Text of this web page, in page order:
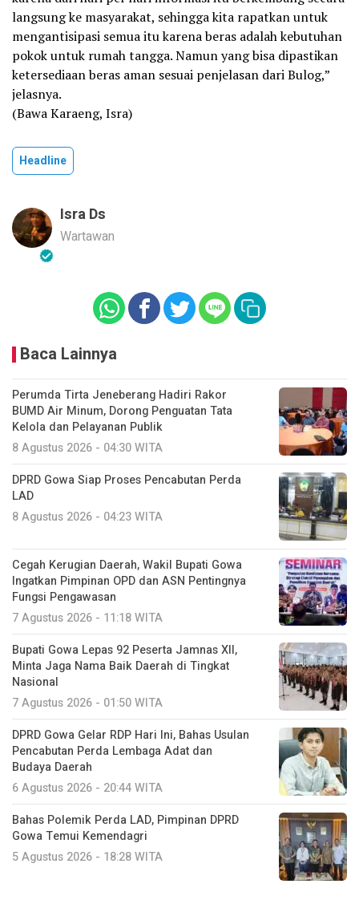
langsung ke masyarakat, sehingga kita rapatkan untuk
mengantisipasi semua itu karena beras adalah kebutuhan
pokok untuk rumah tangga. Namun yang bisa dipastikan
ketersediaan beras aman sesuai penjelasan dari Bulog,”
jelasnya.
(Bawa Karaeng, Isra)
Headline
Isra Ds
Wartawan
Baca Lainnya
Perumda Tirta Jeneberang Hadiri Rakor
BUMD Air Minum, Dorong Penguatan Tata
Kelola dan Pelayanan Publik
8 Agustus 2026 - 04:30 WITA
DPRD Gowa Siap Proses Pencabutan Perda
LAD
8 Agustus 2026 - 04:23 WITA
Cegah Kerugian Daerah, Wakil Bupati Gowa
Ingatkan Pimpinan OPD dan ASN Pentingnya
Fungsi Pengawasan
7 Agustus 2026 - 11:18 WITA
Bupati Gowa Lepas 92 Peserta Jamnas XII,
Minta Jaga Nama Baik Daerah di Tingkat
Nasional
7 Agustus 2026 - 01:50 WITA
DPRD Gowa Gelar RDP Hari Ini, Bahas Usulan
Pencabutan Perda Lembaga Adat dan
Budaya Daerah
6 Agustus 2026 - 20:44 WITA
Bahas Polemik Perda LAD, Pimpinan DPRD
Gowa Temui Kemendagri
5 Agustus 2026 - 18:28 WITA